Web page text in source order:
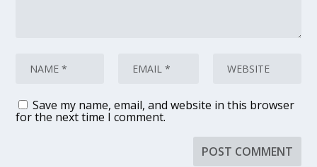
Save my name, email, and website in this browser
for the next time I comment.